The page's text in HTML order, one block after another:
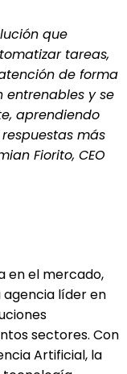
que
tareas,
de forma
entrenables y se
aprendiendo
más
Fiorito, CEO
en el mercado,
agencia líder en
sectores. Con
Artificial, la